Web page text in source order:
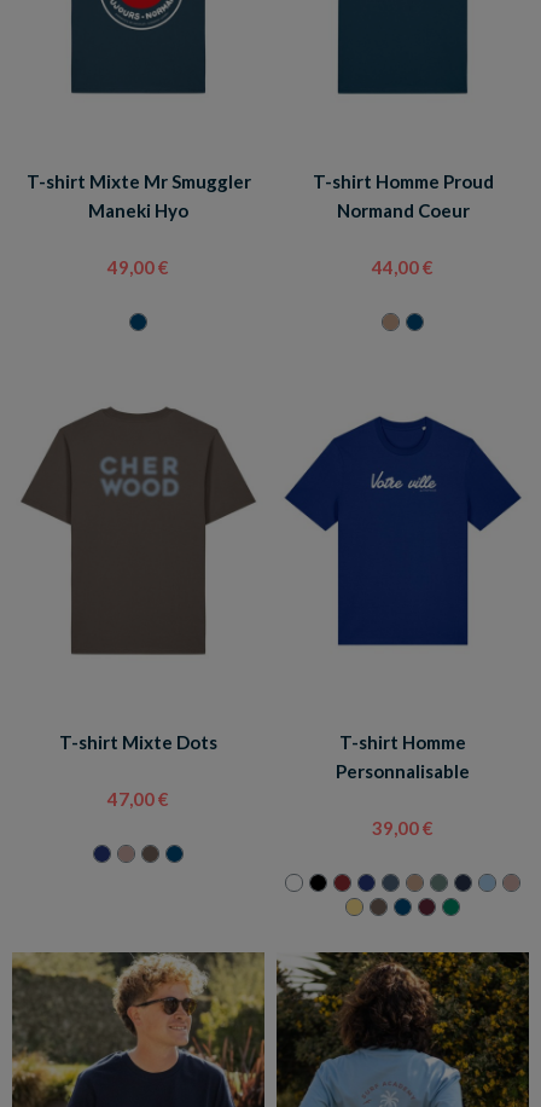
T-shirt Mixte Mr Smuggler
Maneki Hyo
49,00 €
T-shirt Homme Proud
Normand Coeur
44,00 €
T-shirt Mixte Dots
47,00 €
T-shirt Homme
Personnalisable
39,00 €